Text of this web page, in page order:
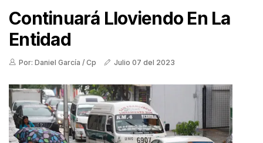
Continuará Lloviendo En La
Entidad
Por: Daniel García / Cp Julio 07 del 2023